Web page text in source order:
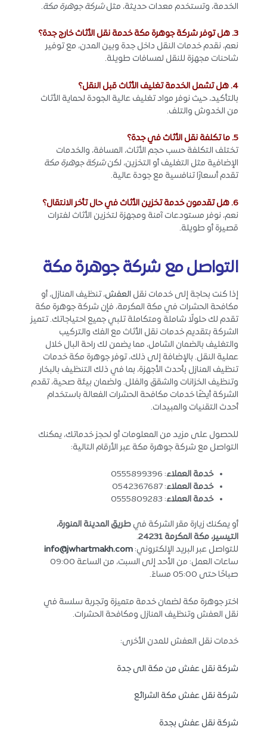
الخدمة، وتستخدم معدات حديثة، مثلشركة جوهرة مكة.
3. هل توفر شركة جوهرة مكة خدمة نقل الأثاث خارج جدة؟
نعم، نقدم خدمات النقل داخل جدة وبين المدن، مع توفير
شاحنات مجهزة للنقل لمسافات طويلة.
4. هل تشمل الخدمة تغليف الأثاث قبل النقل؟
بالتأكيد، حيث نوفر مواد تغليف عالية الجودة لحماية الأثاث
من الخدوش والتلف.
5. ما تكلفة نقل الأثاث في جدة؟
تختلف التكلفة حسب حجم الأثاث، المسافة، والخدمات
الإضافية مثل التغليف أو التخزين، لكنشركة جوهرة مكة
تقدم أسعارًا تنافسية مع جودة عالية.
6. هل تقدمون خدمة تخزين الأثاث في حال تأخر الانتقال؟
نعم، نوفر مستودعات آمنة ومجهزة لتخزين الأثاث لفترات
قصيرة أو طويلة.
التواصل مع شركة جوهرة مكة
إذا كنت بحاجة إلى خدمات نقل العفش، تنظيف المنازل، أو
مكافحة الحشرات في مكة المكرمة، فإن شركة جوهرة مكة
تقدم لك حلولًا شاملة ومتكاملة تلبي جميع احتياجاتك. تتميز
الشركة بتقديم خدمات نقل الأثاث مع الفك والتركيب
والتغليف بالضمان الشامل، مما يضمن لك راحة البال خلال
عملية النقل. بالإضافة إلى ذلك، توفر جوهرة مكة خدمات
تنظيف المنازل بأحدث الأجهزة، بما في ذلك التنظيف بالبخار
وتنظيف الخزانات والشقق والفلل. ولضمان بيئة صحية، تقدم
الشركة أيضًا خدمات مكافحة الحشرات الفعالة باستخدام
أحدث التقنيات والمبيدات.
للحصول على مزيد من المعلومات أو لحجز خدماتك، يمكنك
التواصل مع شركة جوهرة مكة عبر الأرقام التالية:
خدمة العملاء: 0555899396
خدمة العملاء: 0542367687
خدمة العملاء: 0555809283
أو يمكنك زيارة مقر الشركة في طريق المدينة المنورة،
التيسير، مكة المكرمة 24231
.
للتواصل عبر البريد الإلكتروني:info@jwhartmakh.com
ساعات العمل: من الأحد إلى السبت، من الساعة 09:00
صباحًا حتى 05:00 مساءً.
اختر جوهرة مكة لضمان خدمة متميزة وتجربة سلسة في
نقل العفش وتنظيف المنازل ومكافحة الحشرات.
خدمات نقل العفش للمدن الأخرى:
شركة نقل عفش من مكة الى جدة
شركة نقل عفش مكة الشرائع
شركة نقل عفش بجدة